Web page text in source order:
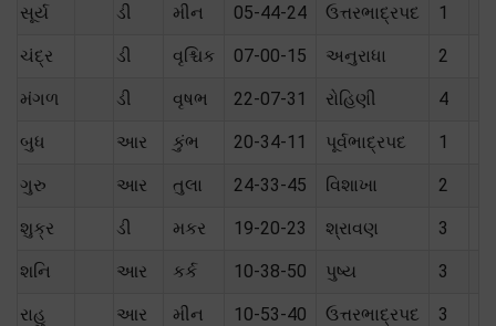
સૂર્ય ડી મીન 05-44-24 ઉત્તરભાદ્રપદ 1
ચંદ્ર ડી વૃશ્ચિક 07-00-15 અનુરાધા 2
મંગળ ડી વૃષભ 22-07-31 રોહિણી 4
બુધ આર કુંભ 20-34-11 પૂર્વભાદ્રપદ 1
ગુરુ આર તુલા 24-33-45 વિશાખા 2
શુક્ર ડી મકર 19-20-23 શ્રાવણ 3
શનિ આર કર્ક 10-38-50 પુષ્ય 3
રાહુ આર મીન 10-53-40 ઉત્તરભાદ્રપદ 3